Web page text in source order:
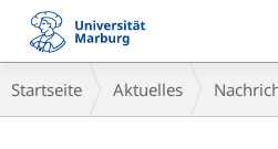
Mobile-
Navigation
Breadcrumb-
Navigation
Startseite Aktuelles